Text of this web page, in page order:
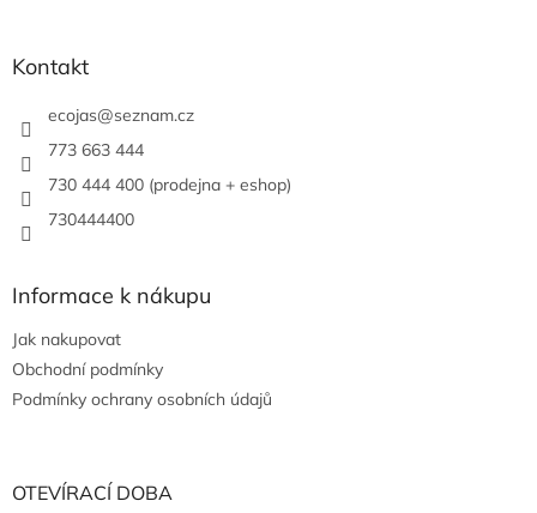
Kontakt
ecojas@seznam.cz
773 663 444
730 444 400 (prodejna + eshop)
730444400
Informace k nákupu
Jak nakupovat
Obchodní podmínky
Podmínky ochrany osobních údajů
OTEVÍRACÍ DOBA